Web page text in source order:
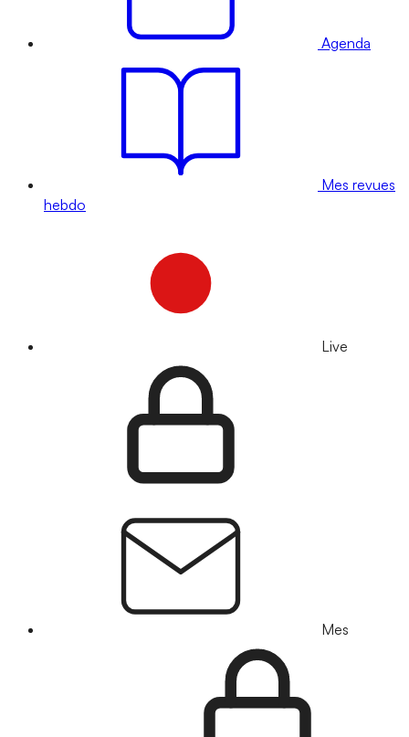
Agenda
Mes revues
hebdo
Live
Mes